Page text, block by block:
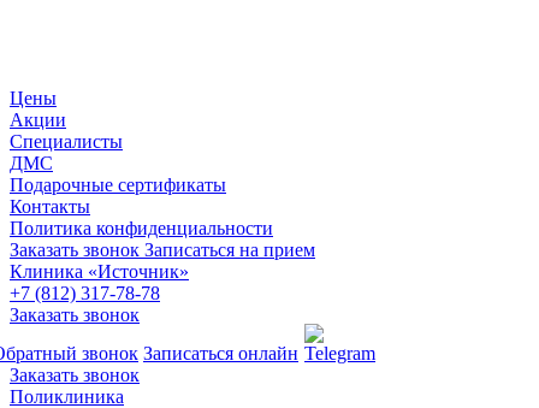
Цены
Акции
Специалисты
ДМС
Подарочные сертификаты
Контакты
Политика конфиденциальности
Заказать звонок Записаться на прием
Клиника «Источник»
+7 (812) 317-78-78
Заказать звонок
звонок Записаться онлайн
Заказать звонок
Поликлиника